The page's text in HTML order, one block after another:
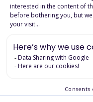
Advertencias legales